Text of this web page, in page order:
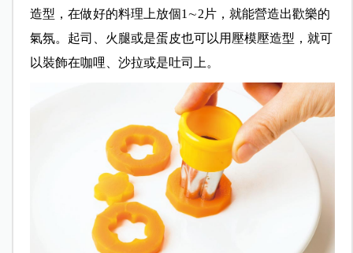
造型，在做好的料理上放個1 ∼2 片，就能營造出歡樂的
氣氛。起司、火腿或是蛋皮也可以用壓模壓造型，就可
以裝飾在咖哩、沙拉或是吐司上。